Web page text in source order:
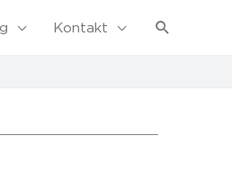
Kontakt Sök